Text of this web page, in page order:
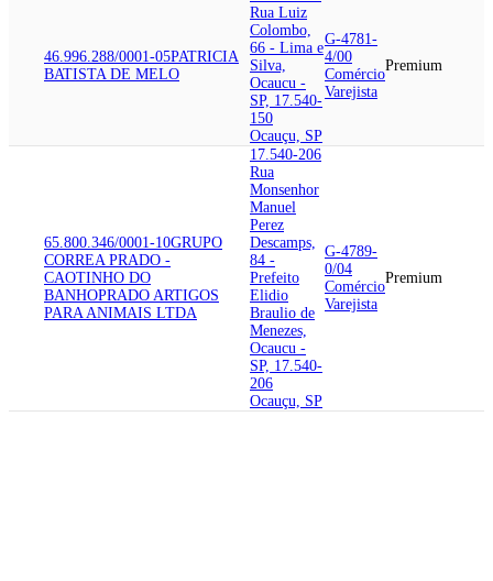
46.996.288/0001-05PATRICIA
BATISTA DE MELO
Rua Luiz
Colombo,
66 - Lima e
Silva,
Ocaucu -
SP, 17.540-
150
Ocauçu, SP
G-4781-
4/00
Comércio
Varejista
Premium
65.800.346/0001-10GRUPO
CORREA PRADO -
CAOTINHO DO
BANHOPRADO ARTIGOS
PARA ANIMAIS LTDA
17.540-206
Rua
Monsenhor
Manuel
Perez
Descamps,
84 -
Prefeito
Elidio
Braulio de
Menezes,
Ocaucu -
SP, 17.540-
206
Ocauçu, SP
G-4789-
0/04
Comércio
Varejista
Premium